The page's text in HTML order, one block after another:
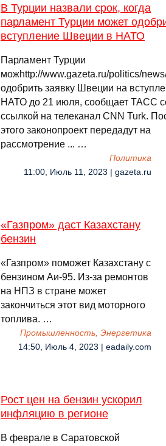
В Турции назвали срок, когда
парламент Турции может
вступление Швеции в НАТО
Парламент Турции
можhttp://www.gazeta.ru/politics/
одобрить заявку Швеции на
НАТО до 21 июля, сообщает ТАСС
ссылкой на телеканал CNN Turk.
этого законопроект передадут на
рассмотрение ... …
Политика
11:00, Июль 11, 2023 | gazeta.ru
«Газпром» даст Казахстану
бензин
«Газпром» поможет Казахстану с
бензином Аи-95. Из-за ремонтов
на НПЗ в стране может
закончиться этот вид моторного
топлива. …
Промышленность, Энергетика
14:50, Июль 4, 2023 | eadaily.com
Рост цен на бензин ускорил
инфляцию в регионе
В феврале в Саратовской